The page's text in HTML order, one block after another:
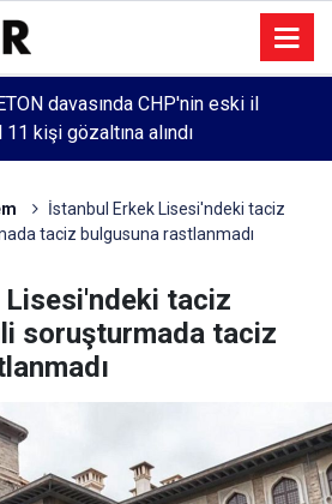
davasında CHP'nin eski il
11 kişi gözaltına alındı
İstanbul Erkek Lisesi'ndeki taciz
taciz bulgusuna rastlanmadı
taciz
soruşturmada taciz